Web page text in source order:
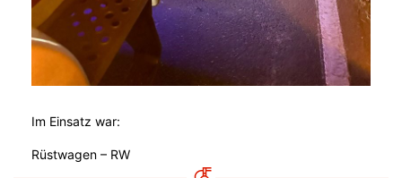
Im Einsatz war:
Rüstwagen – RW